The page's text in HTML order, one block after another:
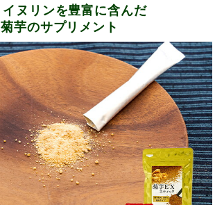
イヌリンを豊富に含んだ
菊芋のサプリメント